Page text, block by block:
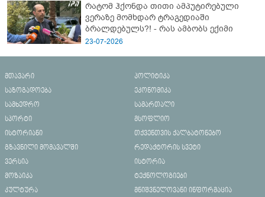
რატომ ჰქონდა თითი ამპუტირებული
ვერაზე მომხდარ ტრაგედიაში
ბრალდებულს?! - რას ამბობს ექიმი
23-07-2026
მთავარი
პოლიტიკა
საზოგადოება
ეკონომიკა
სამხედრო
სამართალი
სპორტი
მსოფლიო
ისტორიანი
თქვენთვის ქალბატონებო
გზავნილი მომავალში
რედაქტორის სვეტი
ვერსია
ისტორია
მოზაიკა
ტექნოლოგიები
კულტურა
მნიშვნელოვანი ინფორმაცია